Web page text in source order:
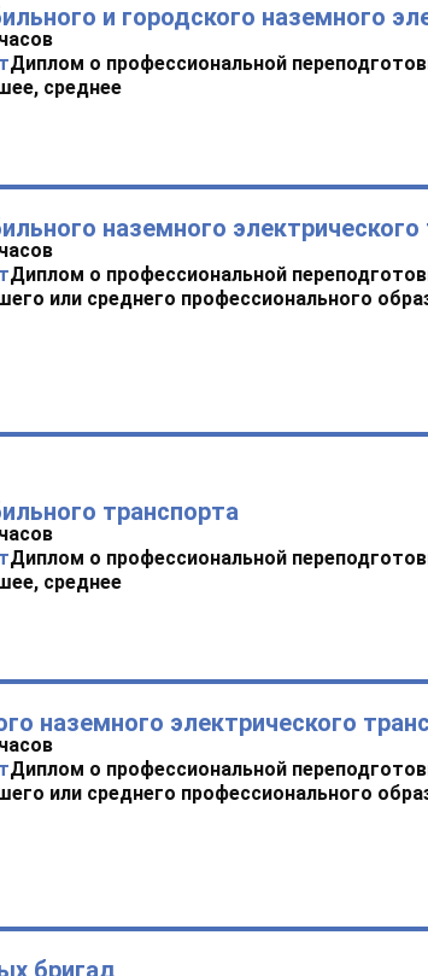
и городского наземного
Диплом о профессиональной
среднее
наземного электрического
Диплом о профессиональной
или среднего профессионального
транспорта
Диплом о профессиональной
среднее
наземного электрического
Диплом о профессиональной
или среднего профессионального
бригад